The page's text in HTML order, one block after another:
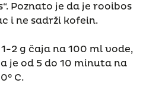
Poznato je da je rooibos
i ne sadrži kofein.
2 g čaja na 100 ml vode,
je od 5 do 10 minuta na
C.